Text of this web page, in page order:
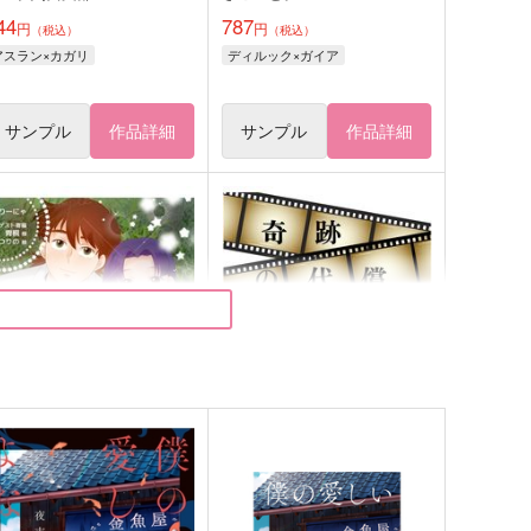
円 （税込）
スラン×カガリ
サンプル 作品詳細
787円 （税込）
ディルック×ガイア
サンプル 作品詳細
の奇跡 奇跡の代償